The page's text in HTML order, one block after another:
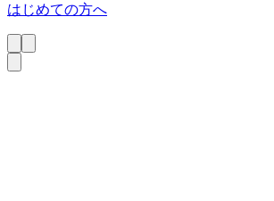
はじめての方へ